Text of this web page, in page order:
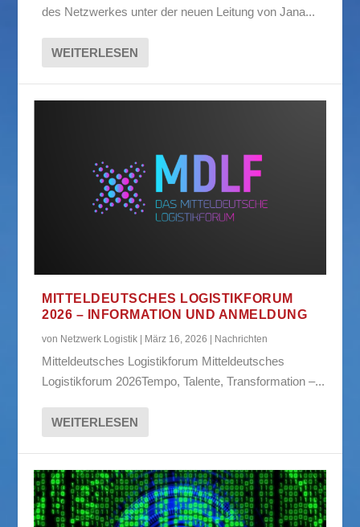
des Netzwerkes unter der neuen Leitung von Jana...
WEITERLESEN
MITTELDEUTSCHES LOGISTIKFORUM
2026 – INFORMATION UND ANMELDUNG
von Netzwerk Logistik März 16, 2026 Nachrichten
Mitteldeutsches Logistikforum Mitteldeutsches
Logistikforum 2026Tempo, Talente, Transformation –...
WEITERLESEN